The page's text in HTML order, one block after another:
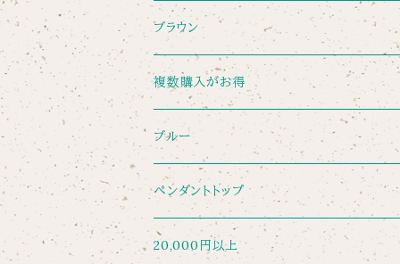
ブラウン
複数購入がお得
ブルー
ペンダントトップ
20,000円以上